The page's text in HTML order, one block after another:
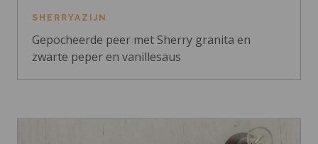
SHERRYAZIJN
Gepocheerde peer met Sherry granita en
zwarte peper en vanillesaus